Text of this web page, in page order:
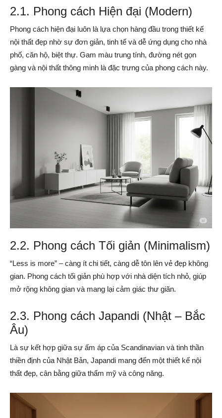
2.1. Phong cách Hiện đại (Modern)
Phong cách hiện đại luôn là lựa chọn hàng đầu trong thiết kế
nội thất đẹp nhờ sự đơn giản, tinh tế và dễ ứng dụng cho nhà
phố, căn hộ, biệt thự. Gam màu trung tính, đường nét gọn
gàng và nội thất thông minh là đặc trưng của phong cách này.
2.2. Phong cách Tối giản (Minimalism)
“Less is more” – càng ít chi tiết, càng dễ tôn lên vẻ đẹp không
gian. Phong cách tối giản phù hợp với nhà diện tích nhỏ, giúp
mở rộng không gian và mang lại cảm giác thư giãn.
2.3. Phong cách Japandi (Nhật – Bắc
Âu)
Là sự kết hợp giữa sự ấm áp của Scandinavian và tinh thần
thiền định của Nhật Bản, Japandi mang đến một thiết kế nội
thất đẹp, cân bằng giữa thẩm mỹ và công năng.